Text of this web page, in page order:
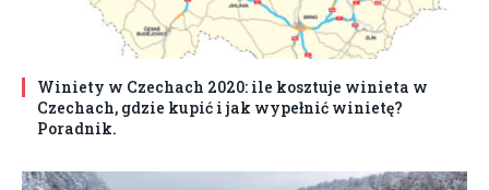
Winiety w Czechach 2020: ile kosztuje winieta w
Czechach, gdzie kupić i jak wypełnić winietę?
Poradnik.